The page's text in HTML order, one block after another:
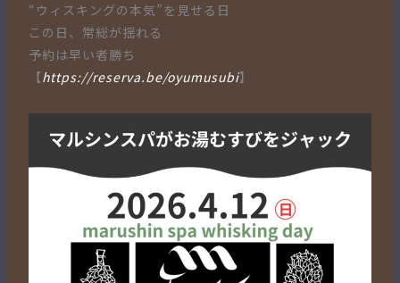
“ウィスキングの本気”を見せる日
この日、常総が揺れる
予約は早い者勝ち
【https://reserva.be/oyumusubi】